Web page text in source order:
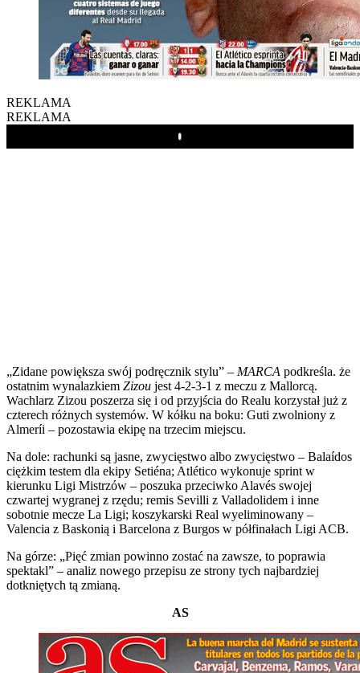
REKLAMA
REKLAMA
Play
„Zidane powiększa swój podręcznik stylu” – MARCA podkreśla. że
ostatnim wynalazkiem Zizou jest 4-2-3-1 z meczu z Mallorcą.
Wachlarz Zizou poszerza się i od przyjścia do Realu korzystał już z
czterech różnych systemów. W kółku na boku: Guti zwolniony z
Almeríi – pozostawia ekipę na trzecim miejscu.
Na dole: rachunki są jasne, zwycięstwo albo zwycięstwo – Balaídos
ciężkim testem dla ekipy Setiéna; Atlético wykonuje sprint w
kierunku Ligi Mistrzów – poszuka przeciwko Alavés swojej
czwartej wygranej z rzędu; remis Sevilli z Valladolidem i inne
sobotnie mecze La Ligi; koszykarski Real wyeliminowany –
Valencia z Baskonią i Barcelona z Burgos w półfinałach Ligi ACB.
Na górze: „Pięć zmian powinno zostać na zawsze, to poprawia
spektakl” – analiz nowego przepisu ze strony tych najbardziej
dotkniętych tą zmianą.
AS